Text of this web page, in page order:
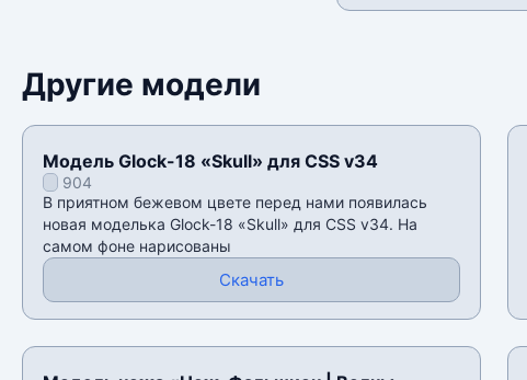
Другие модели
Модель Glock-18 «Skull» для CSS v34
904
В приятном бежевом цвете перед нами появилась
новая моделька Glock-18 «Skull» для CSS v34. На
самом фоне нарисованы
Скачать